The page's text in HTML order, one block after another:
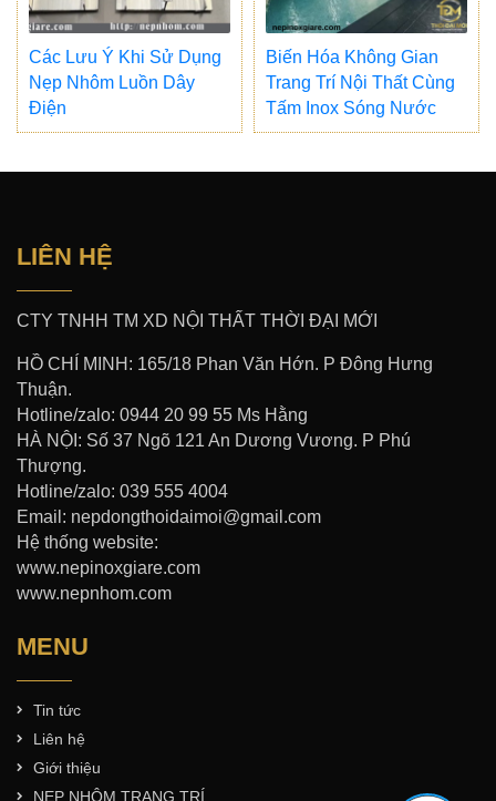
Các Lưu Ý Khi Sử Dụng
Nẹp Nhôm Luồn Dây
Điện
Biến Hóa Không Gian
Trang Trí Nội Thất Cùng
Tấm Inox Sóng Nước
LIÊN HỆ
CTY TNHH TM XD NỘI THẤT THỜI ĐẠI MỚI
HỒ CHÍ MINH: 165/18 Phan Văn Hớn. P Đông Hưng
Thuận.
Hotline/zalo: 0944 20 99 55 Ms Hằng
HÀ NỘI: Số 37 Ngõ 121 An Dương Vương. P Phú
Thượng.
Hotline/zalo: 039 555 4004
Email: nepdongthoidaimoi@gmail.com
Hệ thống website:
www.nepinoxgiare.com
www.nepnhom.com
MENU
Tin tức
Liên hệ
Giới thiệu
NẸP NHÔM TRANG TRÍ